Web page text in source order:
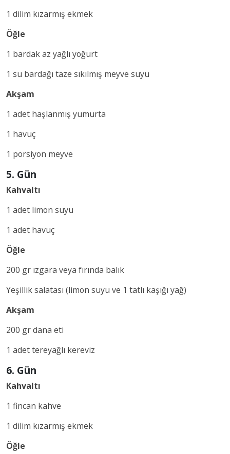
1 dilim kızarmış ekmek
Öğle
1 bardak az yağlı yoğurt
1 su bardağı taze sıkılmış meyve suyu
Akşam
1 adet haşlanmış yumurta
1 havuç
1 porsiyon meyve
5. Gün
Kahvaltı
1 adet limon suyu
1 adet havuç
Öğle
200 gr ızgara veya fırında balık
Yeşillik salatası (limon suyu ve 1 tatlı kaşığı yağ)
Akşam
200 gr dana eti
1 adet tereyağlı kereviz
6. Gün
Kahvaltı
1 fincan kahve
1 dilim kızarmış ekmek
Öğle